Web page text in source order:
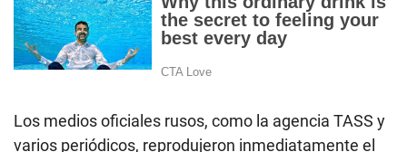
Los medios oficiales rusos, como la agencia TASS y
varios periódicos, reprodujeron inmediatamente el